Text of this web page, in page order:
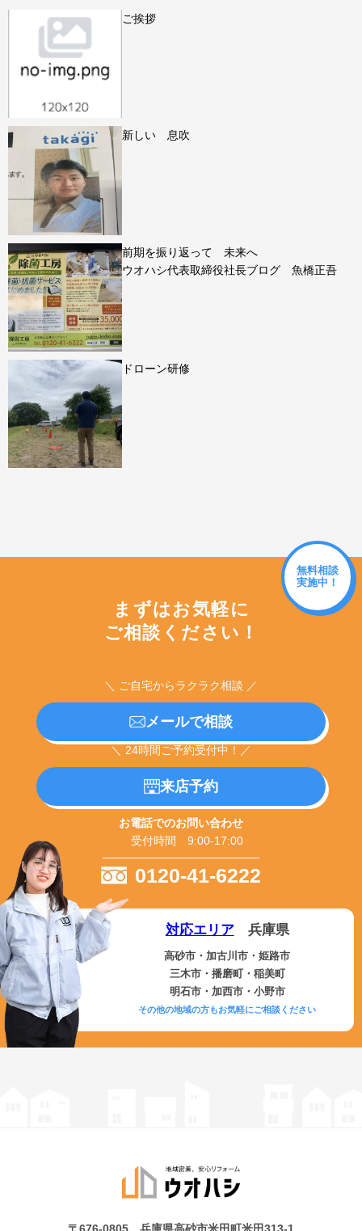
ご挨拶
新しい 息吹
前期を振り返って 未来へ
ウオハシ代表取締役社長ブログ 魚橋正吾
ドローン研修
無料相談
実施中！
まずはお気軽に
ご相談ください！
＼ ご自宅からラクラク相談 ／
メールで相談
＼ 24時間ご予約受付中！／
来店予約
お電話でのお問い合わせ
受付時間 9:00-17:00
0120-41-6222
対応エリア兵庫県
高砂市・加古川市・姫路市
三木市・播磨町・稲美町
明石市・加西市・小野市
その他の地域の方もお気軽にご相談ください